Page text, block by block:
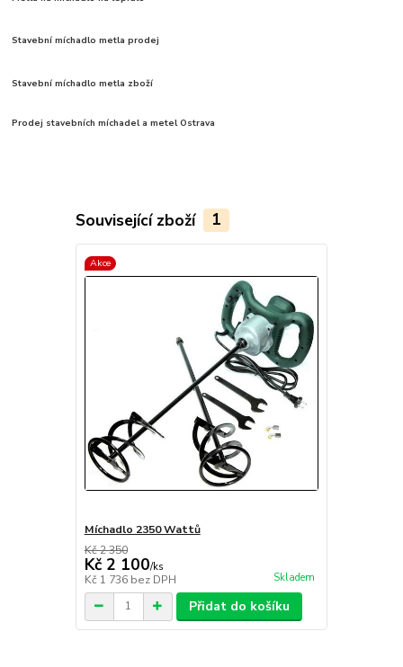
Stavební míchadlo metla prodej
Stavební míchadlo metla zboží
Prodej stavebních míchadel a metel Ostrava
Související zboží 1
Akce
Míchadlo 2350 Wattů
Kč 2 350
Kč 2 100/ks
Kč 1 736 bez DPH Skladem
Přidat do košíku